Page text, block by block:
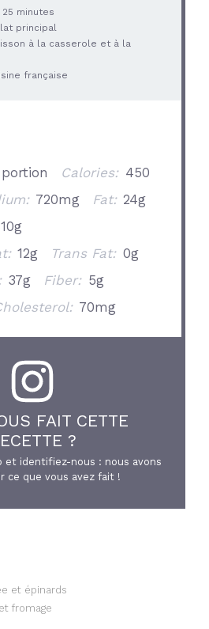
25 minutes
principal
à la casserole et à la
française
portion Calories: 450
720mg Fat: 24g
10g
12g Trans Fat: 0g
37g Fiber: 5g
70mg
FAIT CETTE
?
et identifiez-nous : nous avons
ce que vous avez fait !
et épinards
fromage